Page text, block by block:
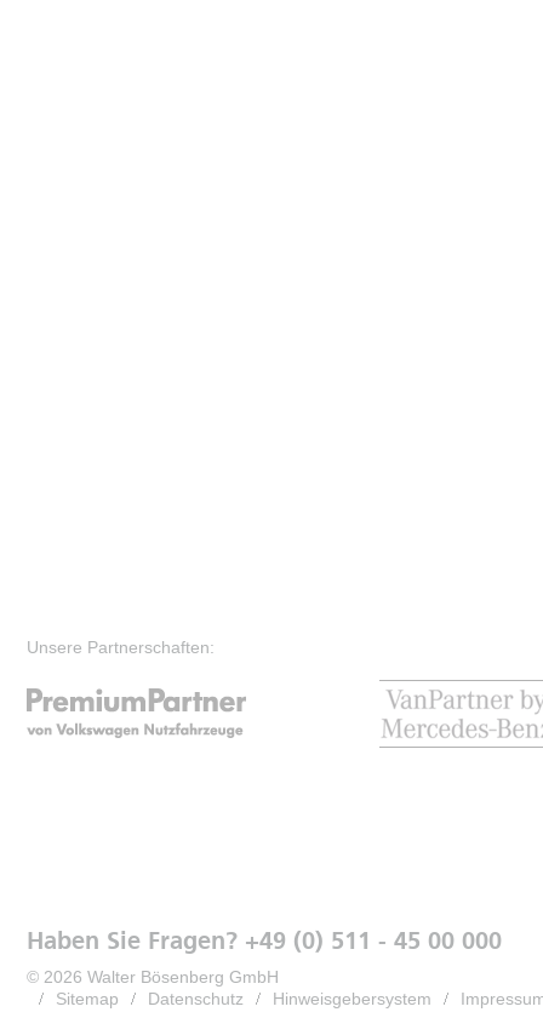
Unsere Partnerschaften:
Haben Sie Fragen? +49 (0) 511 - 45 00 000
© 2026 Walter Bösenberg GmbH
Sitemap
Datenschutz Hinweisgebersystem